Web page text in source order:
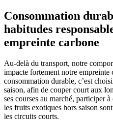
Consommation
habitudes
empreinte carbone
Au-delà du transport, notre
impacte fortement notre
consommation durable, c’est
saison, afin de couper court aux
ses courses au marché, participer
les fruits exotiques hors saison
les circuits courts.